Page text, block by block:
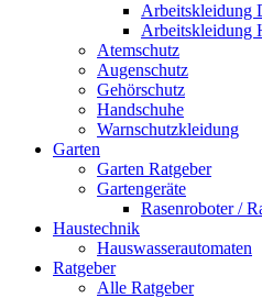
Arbeitskleidung
Arbeitskleidung
Atemschutz
Augenschutz
Gehörschutz
Handschuhe
Warnschutzkleidung
Garten
Garten Ratgeber
Gartengeräte
Rasenroboter /
Haustechnik
Hauswasserautomaten
Ratgeber
Alle Ratgeber